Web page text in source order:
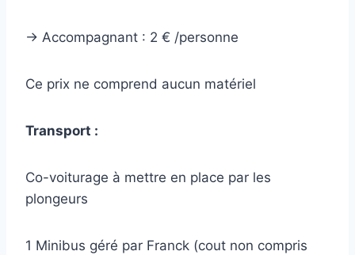
-> Accompagnant : 2 € /personne
Ce prix ne comprend aucun matériel
Transport :
Co-voiturage à mettre en place par les
plongeurs
1 Minibus géré par Franck (cout non compris